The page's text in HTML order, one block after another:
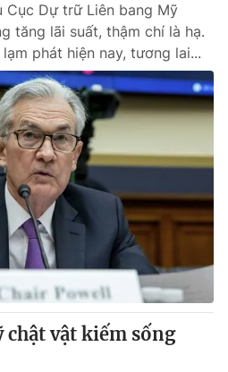
English
hình Việt Nam
và báo điện tử số 483/GP-BTTTT
Mỹ Hạnh, Phạm Quốc Thắng,
Cục Dự trữ Liên bang Mỹ
tăng lãi suất, thậm chí là hạ.
phát hiện nay, tương lai...
chật vật kiếm sống